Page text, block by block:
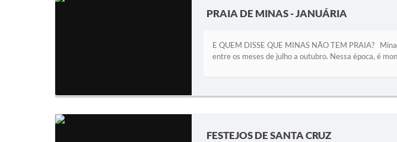
PRAIA DE MINAS - JANUÁRIA
E QUEM DISSE QUE MINAS NÃO TEM PRAIA?
entre os meses de julho a outubro. Nessa época, é
FESTEJOS DE SANTA CRUZ